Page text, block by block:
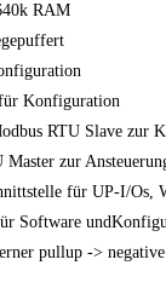
RAM
zur
I/Os,
-> negative